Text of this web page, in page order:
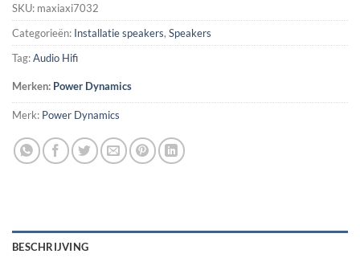
SKU: maxiaxi7032
Categorieën: Installatie speakers, Speakers
Tag:Audio Hifi
Merken: Power Dynamics
Merk: Power Dynamics
BESCHRIJVING